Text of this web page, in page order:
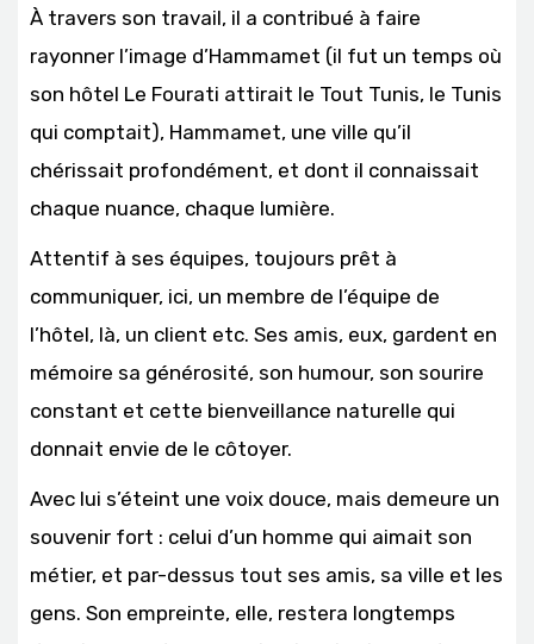
À travers son travail, il a contribué à faire
rayonner l’image d’Hammamet (il fut un temps où
son hôtel Le Fourati attirait le Tout Tunis, le Tunis
qui comptait), Hammamet, une ville qu’il
chérissait profondément, et dont il connaissait
chaque nuance, chaque lumière.
Attentif à ses équipes, toujours prêt à
communiquer, ici, un membre de l’équipe de
l’hôtel, là, un client etc. Ses amis, eux, gardent en
mémoire sa générosité, son humour, son sourire
constant et cette bienveillance naturelle qui
donnait envie de le côtoyer.
Avec lui s’éteint une voix douce, mais demeure un
souvenir fort : celui d’un homme qui aimait son
métier, et par-dessus tout ses amis, sa ville et les
gens. Son empreinte, elle, restera longtemps